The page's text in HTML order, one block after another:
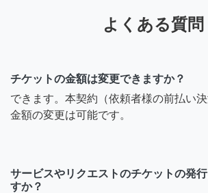
よくある質問
チケットの金額は変更できますか？
できます。本契約（依頼者様の前払い決
金額の変更は可能です。
サービスやリクエストのチケットの発
すか？